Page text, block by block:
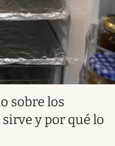
sobre los
sirve y por qué lo